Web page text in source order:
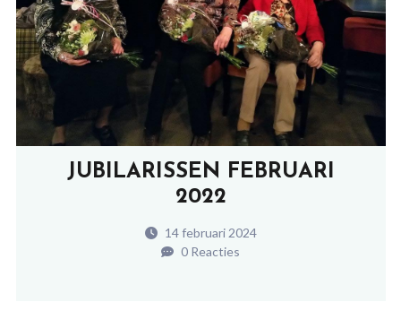
JUBILARISSEN FEBRUARI
2022
14 februari 2024
0 Reacties